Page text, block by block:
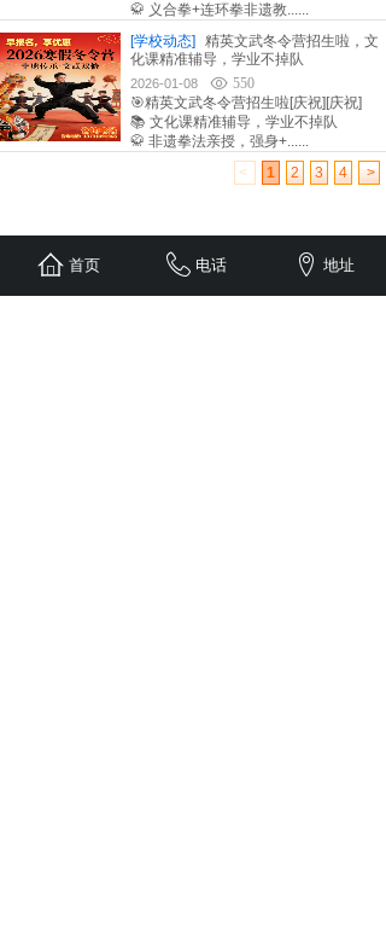
🥋 义合拳+连环拳非遗教......
[学校动态]
精英文武冬令营招生啦，文
化课精准辅导，学业不掉队
2026-01-08
550
🎯精英文武冬令营招生啦[庆祝][庆祝]
📚 文化课精准辅导，学业不掉队
🥋 非遗拳法亲授，强身+......
<
1 2 3 4 >
首页 电话 地址